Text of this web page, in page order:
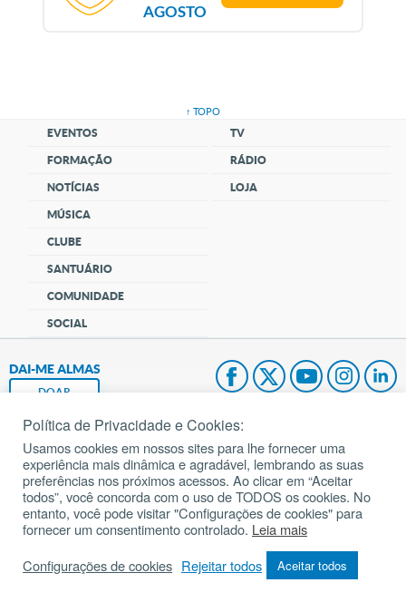
AGOSTO
↑ TOPO
EVENTOS
FORMAÇÃO
NOTÍCIAS
MÚSICA
CLUBE
SANTUÁRIO
COMUNIDADE
SOCIAL
TV
RÁDIO
LOJA
DAI-ME ALMAS
DOAR
Fundação João Paulo II
Pedido de Oração
Mapa do site
Todos os direitos reservados.
Política de Privacidade e Cookies:
Usamos cookies em nossos sites para lhe fornecer uma
experiência mais dinâmica e agradável, lembrando as suas
preferências nos próximos acessos. Ao clicar em “Aceitar
todos”, você concorda com o uso de TODOS os cookies. No
entanto, você pode visitar "Configurações de cookies" para
fornecer um consentimento controlado. Leia mais
Configurações de cookies Rejeitar todos Aceitar todos